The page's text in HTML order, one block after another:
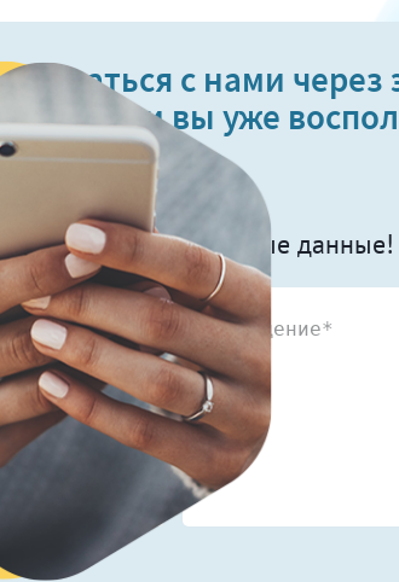
с нами через
если вы уже
свои контактные данные!